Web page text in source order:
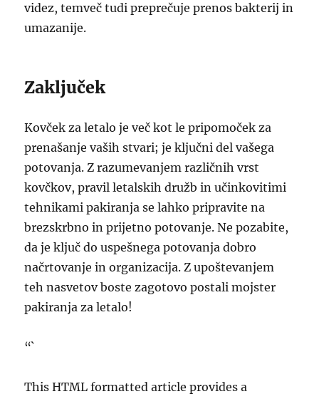
videz, temveč tudi preprečuje prenos bakterij in
umazanije.
Zaključek
Kovček za letalo je več kot le pripomoček za
prenašanje vaših stvari; je ključni del vašega
potovanja. Z razumevanjem različnih vrst
kovčkov, pravil letalskih družb in učinkovitimi
tehnikami pakiranja se lahko pripravite na
brezskrbno in prijetno potovanje. Ne pozabite,
da je ključ do uspešnega potovanja dobro
načrtovanje in organizacija. Z upoštevanjem
teh nasvetov boste zagotovo postali mojster
pakiranja za letalo!
“`
This HTML formatted article provides a